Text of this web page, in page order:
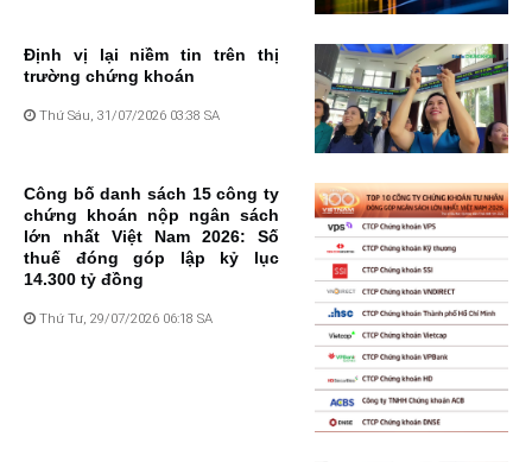
Định vị lại niềm tin trên thị
trường chứng khoán
Thứ Sáu, 31/07/2026 03:38 SA
Công bố danh sách 15 công ty
chứng khoán nộp ngân sách
lớn nhất Việt Nam 2026: Số
thuế đóng góp lập kỷ lục
14.300 tỷ đồng
Thứ Tư, 29/07/2026 06:18 SA